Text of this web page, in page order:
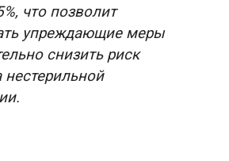
что позволит
упреждающие меры
снизить риск
нестерильной